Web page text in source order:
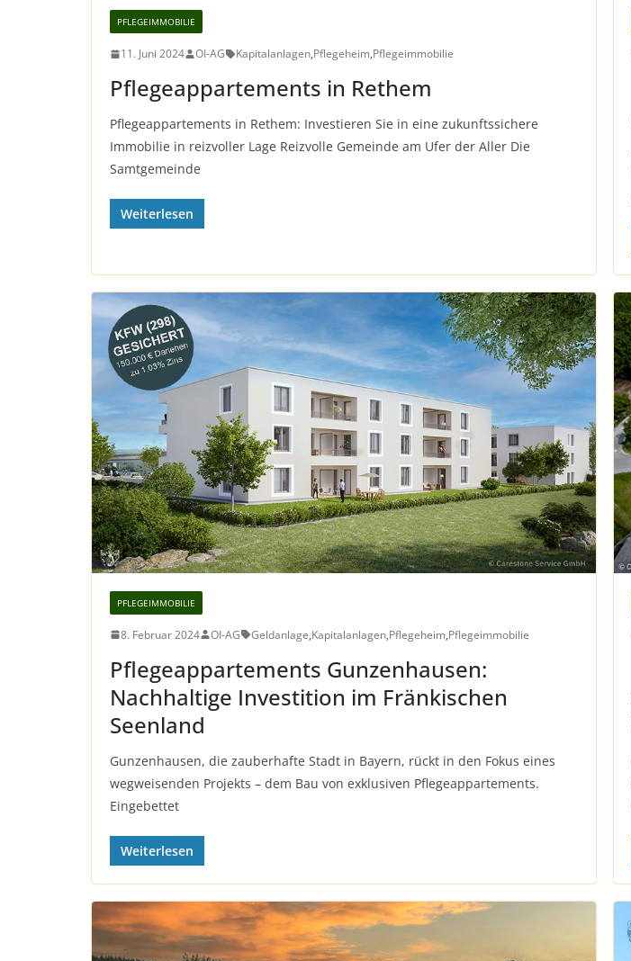
PFLEGEIMMOBILIE
11. Juni 2024 OI-AG Kapitalanlagen,Pflegeheim,Pflegeimmobilie
Pflegeappartements in Rethem
Pflegeappartements in Rethem: Investieren Sie in eine zukunftssichere
Immobilie in reizvoller Lage Reizvolle Gemeinde am Ufer der Aller Die
Samtgemeinde
Weiterlesen
PFLEGEIMMOBILIE
8. Februar 2024 OI-AG Geldanlage,Kapitalanlagen,Pflegeheim,Pflegeimmobilie
Pflegeappartements Gunzenhausen:
Nachhaltige Investition im Fränkischen
Seenland
Gunzenhausen, die zauberhafte Stadt in Bayern, rückt in den Fokus eines
wegweisenden Projekts – dem Bau von exklusiven Pflegeappartements.
Eingebettet
Weiterlesen